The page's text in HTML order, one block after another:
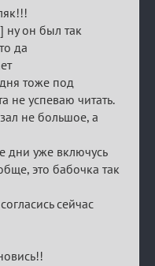
ну он был так
да
тоже под
не успеваю читать.
не большое, а
уже включусь
это бабочка так
сейчас